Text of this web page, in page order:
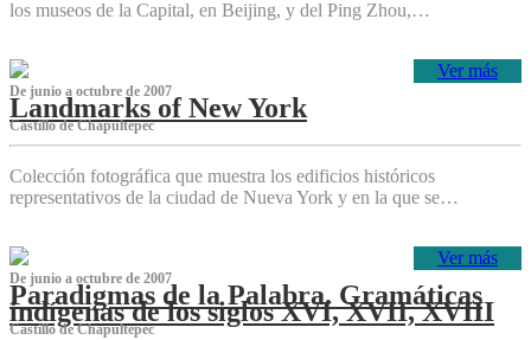
los museos de la Capital, en Beijing, y del Ping Zhou,…
Ver más
De junio a octubre de 2007
Landmarks of New York
Castillo de Chapultepec
Colección fotográfica que muestra los edificios históricos
representativos de la ciudad de Nueva York y en la que se…
Ver más
De junio a octubre de 2007
Paradigmas de la Palabra. Gramáticas
indígenas de los siglos XVI, XVII, XVIII
Castillo de Chapultepec